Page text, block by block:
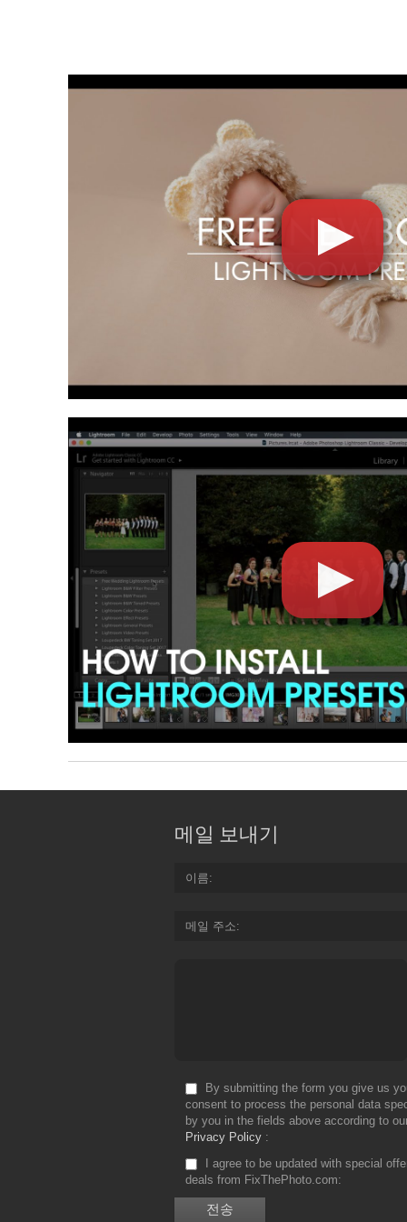
메일 보내기
이름
메일 주소
By submitting the form you give us
consent to process the personal data
by you in the fields above according to
Privacy Policy
I agree to be updated with special
deals from FixThePhoto.com